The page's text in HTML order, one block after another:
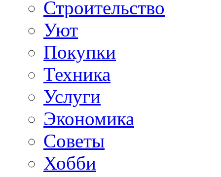
Строительство
Уют
Покупки
Техника
Услуги
Экономика
Советы
Хобби